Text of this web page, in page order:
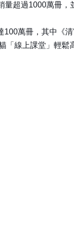
超過1000萬冊，
萬冊，其中《清
「線上課堂」輕鬆